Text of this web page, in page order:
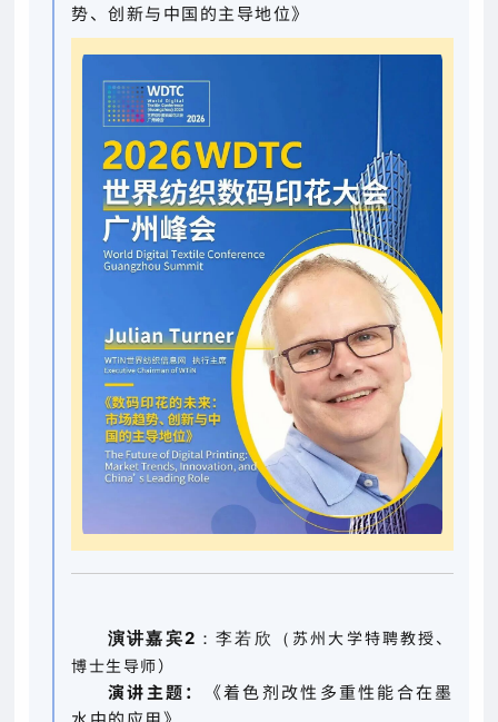
势、创新与中国的主导地位》
演讲嘉宾2 ：李若欣（ 苏州大学特聘教授、
博士生导师）
演讲主题：
《着色剂改性多重性能合在墨